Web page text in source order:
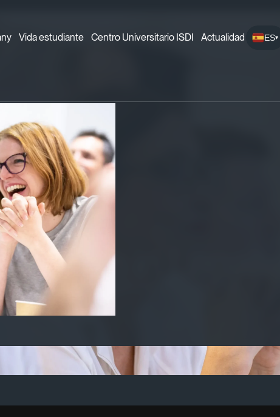
Vida estudiante Centro Universitario ISDI Actualidad ES▾
Program in Legaltech & AI
in
legal impulsada por IA y tecnología